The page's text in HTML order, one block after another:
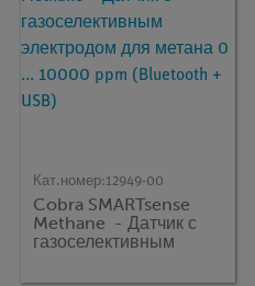
Кат.номер:12949-00
Cobra SMARTsense
Methane - Датчик с
газоселективным
метана 0 ... 10000